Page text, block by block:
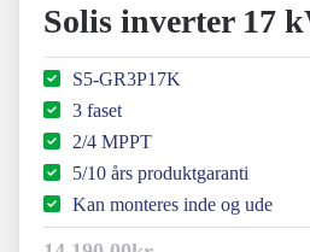
Solis inverter 17
S5-GR3P17K
3 faset
2/4 MPPT
5/10 års produktgaranti
Kan monteres inde og ude